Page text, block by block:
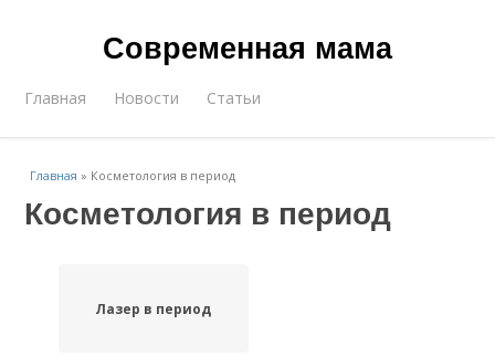
Современная мама
Главная Новости Статьи
Главная » Косметология в период
Косметология в период
Лазер в период